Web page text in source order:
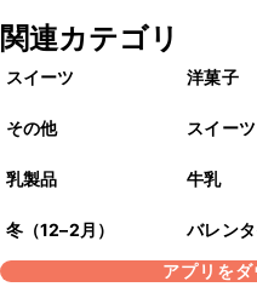
関連カテゴリ
スイーツ 洋菓子
その他 スイーツ
乳製品 牛乳
冬（12–2月）
バレン
アプリを